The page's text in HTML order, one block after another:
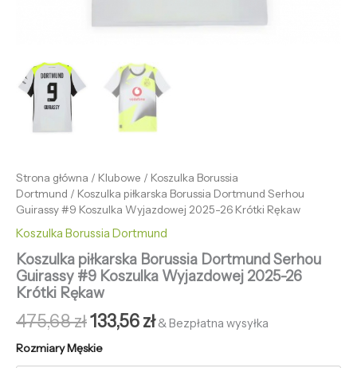
Strona główna / Klubowe / Koszulka Borussia
Dortmund / Koszulka piłkarska Borussia Dortmund Serhou
Guirassy #9 Koszulka Wyjazdowej 2025-26 Krótki Rękaw
Koszulka Borussia Dortmund
Koszulka piłkarska Borussia Dortmund Serhou
Guirassy #9 Koszulka Wyjazdowej 2025-26
Krótki Rękaw
475,68zł133,56zł & Bezpłatna wysyłka
Rozmiary Męskie